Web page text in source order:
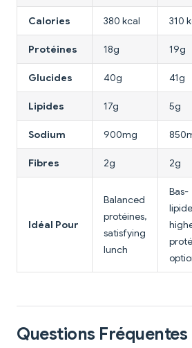
Calories 380 kcal 310
Protéines 18g 19g
Glucides 40g 41g
Lipides 17g 5g
Sodium 900mg
Fibres 2g 2g
Idéal Pour
Balanced
protéines,
satisfying
lunch
Bas-
Questions Fréquentes